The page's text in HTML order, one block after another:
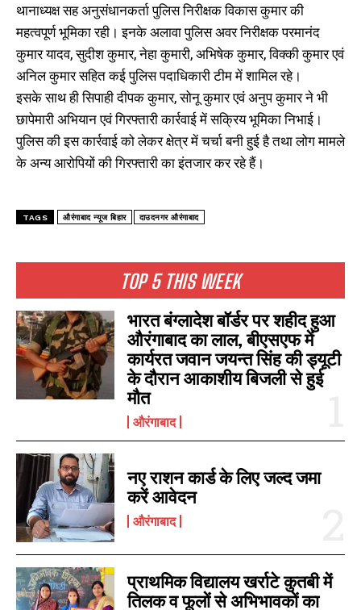
TOP 5 THIS WEEK
भारत बंग्लादेश बॉर्डर पर शहीद हुआ
औरंगाबाद का लाल, बीएसएफ में
कार्यरत जवान जयन्त सिंह की ड्यूटी
के दौरान आकाशीय बिजली से हुई
मौत
औरंगाबाद
नए राशन कार्ड के लिए जल्द जमा
करें आवेदन
औरंगाबाद
प्राथमिक विद्यालय खर्राटे कुतबी में
तिलक व फूलों से अभिभावकों का
थानाध्यक्ष सह अनुसंधानकर्ता पुलिस निरीक्षक विकास कुमार की
महत्वपूर्ण भूमिका रही। इनके अलावा पुलिस अवर निरीक्षक परमानंद
कुमार यादव, सुदीश कुमार, नेहा कुमारी, अभिषेक कुमार, विक्की कुमार एवं
अनिल कुमार सहित कई पुलिस पदाधिकारी टीम में शामिल रहे।
इसके साथ ही सिपाही दीपक कुमार, सोनू कुमार एवं अनुप कुमार ने भी
छापेमारी अभियान एवं गिरफ्तारी कार्रवाई में सक्रिय भूमिका निभाई।
पुलिस की इस कार्रवाई को लेकर क्षेत्र में चर्चा बनी हुई है तथा लोग मामले
के अन्य आरोपियों की गिरफ्तारी का इंतजार कर रहे हैं।
TAGS औरंगाबाद न्यूज बिहार दाउदनगर औरंगाबाद